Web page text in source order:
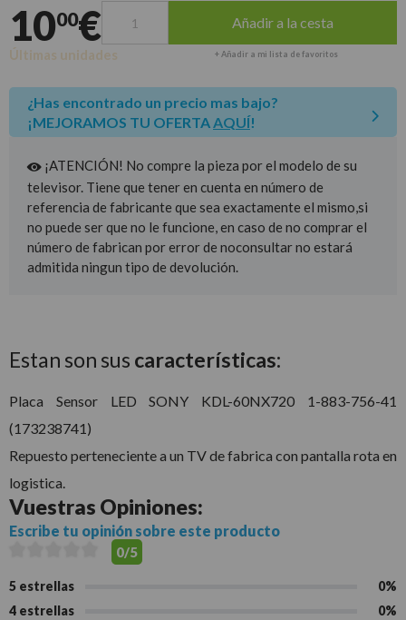
1000€ Añadir a la cesta
Últimas unidades + Añadir a mi lista de favoritos
¿Has encontrado un precio mas bajo?
¡MEJORAMOS TU OFERTA AQUÍ!
¡ATENCIÓN! No compre la pieza por el modelo de su
televisor. Tiene que tener en cuenta en número de
referencia de fabricante que sea exactamente el mismo,si
no puede ser que no le funcione, en caso de no comprar el
número de fabrican por error de noconsultar no estará
admitida ningun tipo de devolución.
Estan son sus características:
Placa Sensor LED SONY KDL-60NX720 1-883-756-41
(173238741)
Repuesto perteneciente a un TV de fabrica con pantalla rota en
logistica.
Vuestras Opiniones:
Escribe tu opinión sobre este producto
0/5
5 estrellas
0%
4 estrellas
0%